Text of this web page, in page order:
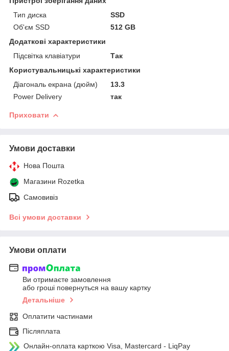
Тип диска
SSD
Об'єм SSD
512 GB
Додаткові характеристики
Підсвітка клавіатури
Так
Користувальницькі характеристики
Діагональ екрана (дюйм)
13.3
Power Delivery
так
Приховати
Умови доставки
Нова Пошта
Магазини Rozetka
Самовивіз
Всі умови доставки
Умови оплати
Ви отримаєте замовлення
або гроші повернуться на вашу картку
Детальніше
Оплатити частинами
Післяплата
Онлайн-оплата карткою Visa, Mastercard - LiqPay